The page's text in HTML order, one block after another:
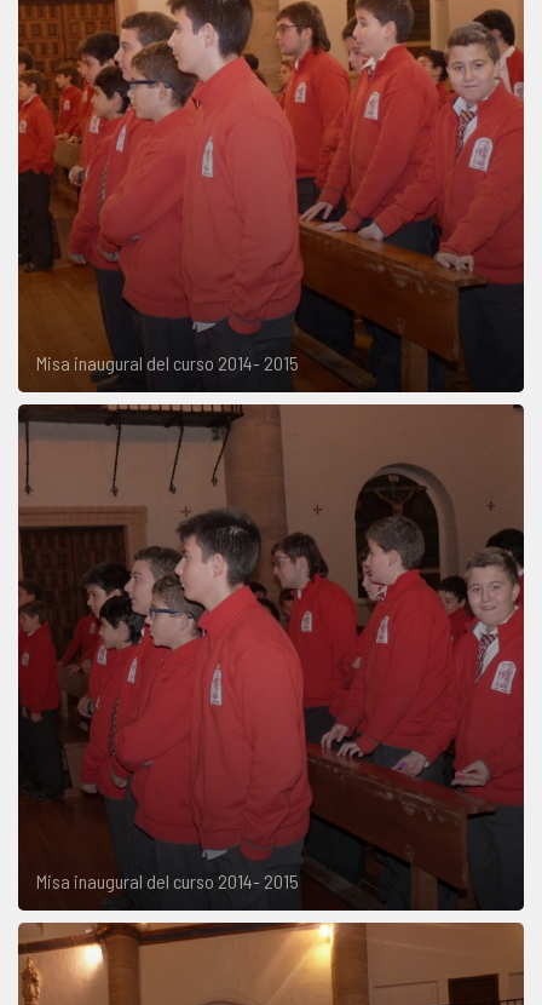
Misa inaugural del curso 2014- 2015
Misa inaugural del curso 2014- 2015